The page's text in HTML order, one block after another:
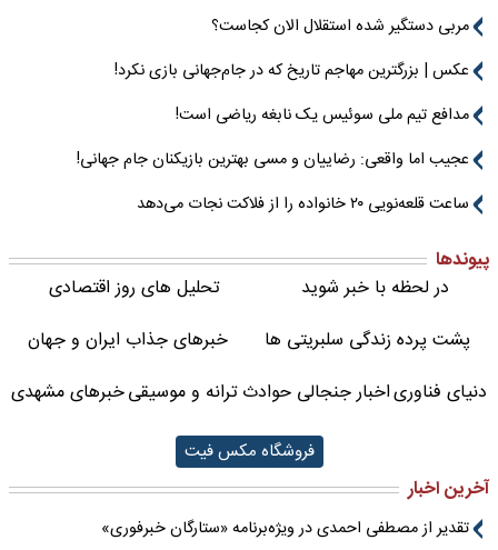
مربی دستگیر شده استقلال الان کجاست؟
عکس | بزرگترین مهاجم تاریخ که در جام‌جهانی بازی نکرد!
مدافع تیم ملی سوئیس یک نابغه ریاضی است!
عجیب اما واقعی: رضاییان و مسی بهترین بازیکنان جام جهانی!
ساعت قلعه‌نویی ۲۰ خانواده را از فلاکت نجات می‌دهد
پیوندها
در لحظه با خبر شوید
تحلیل های روز اقتصادی
پشت پرده زندگی سلبریتی ها
خبرهای جذاب ایران و جهان
دنیای فناوریاخبار جنجالی حوادثترانه و موسیقیخبرهای مشهدی
فروشگاه مکس فیت
آخرین اخبار
تقدیر از مصطفی احمدی در ویژه‌برنامه «ستارگان خبرفوری»